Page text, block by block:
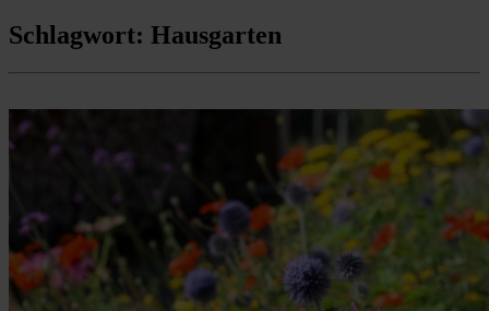
Schlagwort: Hausgarten